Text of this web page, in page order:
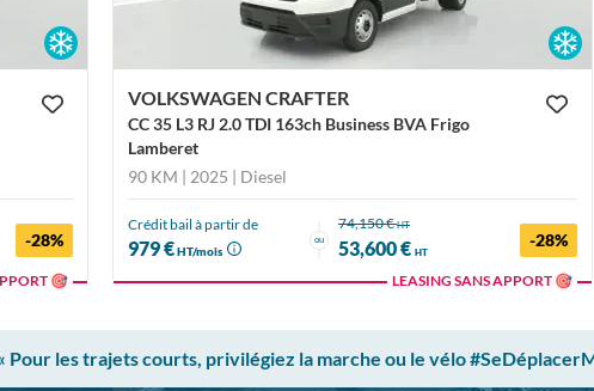
-28%
🎯
VOLKSWAGEN CRAFTER
CC 35 L3 RJ 2.0 TDI 163ch Business BVA Frigo
Lamberet
90 KM | 2025 | Diesel
Crédit bail à partir de
979 €HT/mois
ou
74,150 €HT
53,600 € HT
-28%
LEASING SANS APPORT 🎯
Pour les trajets courts, privilégiez la marche ou le vélo